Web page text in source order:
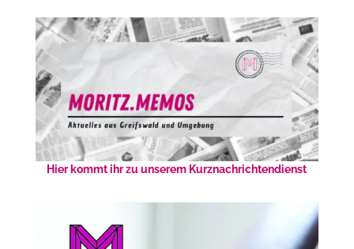
Hier kommt ihr zu unserem Kurznachrichtendienst